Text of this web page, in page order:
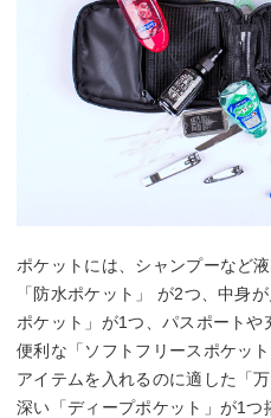
ポケットには、シャンプーなど
「防水ポケット」 が2つ、中身
ポケット」が1つ、パスポート
便利な「ソフトフリースポケッ
アイテムを入れるのに適した「
深い「ディープポケット」が1つ